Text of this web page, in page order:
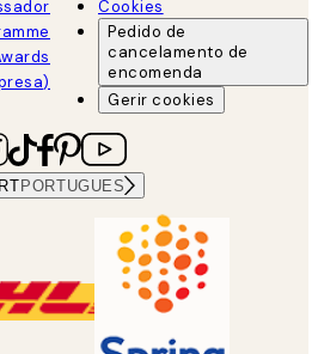
Cookies
Pedido de
cancelamento de
encomenda
Gerir cookies
PORTUGUES